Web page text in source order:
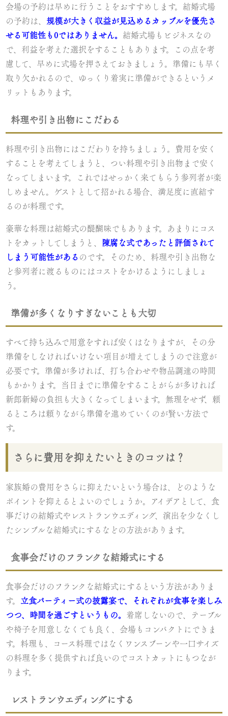
会場の予約は早めに行うことをおすすめします。結婚式場
の予約は、 規模が大きく収益が見込めるカップルを優先さ
せる可能性も0ではありません。 結婚式場もビジネスなの
で、利益を考えた選択をすることもあります。この点を考
慮して、早めに式場を押さえておきましょう。準備にも早く
取り欠かれるので、ゆっくり着実に準備ができるというメ
リットもあります。
料理や引き出物にこだわる
料理や引き出物にはこだわりを持ちましょう。費用を安く
することを考えてしまうと、つい料理や引き出物まで安く
なってしまいます。これではせっかく来てもらう参列者が楽
しめません。ゲストとして招かれる場合、満足度に直結す
るのが料理です。
豪華な料理は結婚式の醍醐味でもあります。あまりにコス
トをカットしてしまうと、
陳腐な式であったと評価されて
しまう可能性がある のです。そのため、料理や引き出物な
ど参列者に渡るものにはコストをかけるようにしましょ
う。
準備が多くなりすぎないことも大切
すべて持ち込みで用意をすれば安くはなりますが、その分
準備をしなければいけない項目が増えてしまうので注意が
必要です。準備が多ければ、打ち合わせや物品調達の時間
もかかります。当日までに準備をすることがらが多ければ
新郎新婦の負担も大きくなってしまいます。無理をせず、頼
るところは頼りながら準備を進めていくのが賢い方法で
す。
さらに費用を抑えたいときのコツは？
家族婚の費用をさらに抑えたいという場合は、どのような
ポイントを抑えるとよいのでしょうか。アイデアとして、食
事だけの結婚式やレストランウエディング、演出を少なくし
たシンプルな結婚式にするなどの方法があります。
食事会だけのフランクな結婚式にする
食事会だけのフランクな結婚式にするという方法がありま
す。 立食パーティー式の披露宴で、それぞれが食事を楽しみ
つつ、時間を過ごすというもの。 着席しないので、テーブル
や椅子を用意しなくても良く、会場もコンパクトにできま
す。料理も、コース料理ではなくワンスプーンや一口サイズ
の料理を多く提供すれば良いのでコストカットにもつなが
ります。
レストランウエディングにする